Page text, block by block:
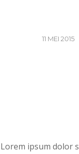
11 MEI 2015
/
Lorem ipsum dolor